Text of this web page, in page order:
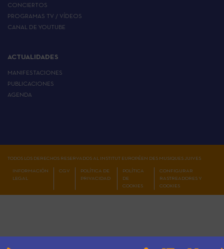
CONCIERTOS
PROGRAMAS TV / VÍDEOS
CANAL DE YOUTUBE
ACTUALIDADES
MANIFESTACIONES
PUBLICACIONES
AGENDA
TODOS LOS DERECHOS RESERVADOS AL INSTITUT EUROPÉEN DES MUSIQUES JUIVES
INFORMACIÓN
LEGAL
CGV
POLÍTICA DE
PRIVACIDAD
POLÍTICA
DE
COOKIES
CONFIGURAR
RASTREADORES Y
COOKIES